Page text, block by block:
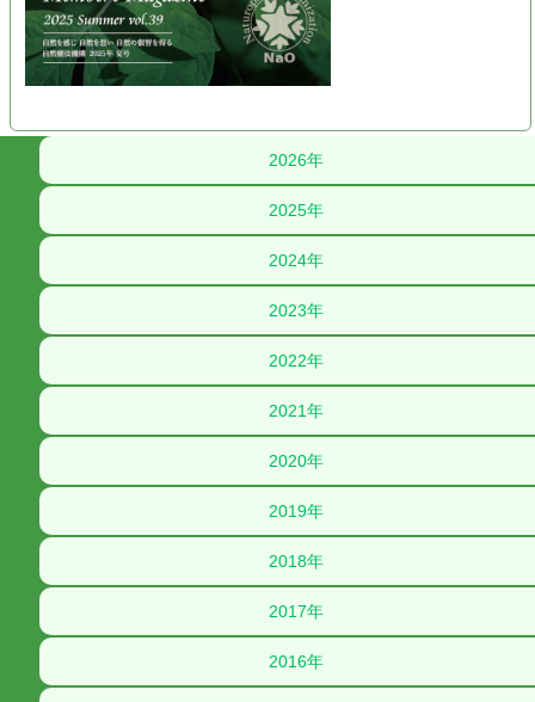
2026年
2025年
2024年
2023年
2022年
2021年
2020年
2019年
2018年
2017年
2016年